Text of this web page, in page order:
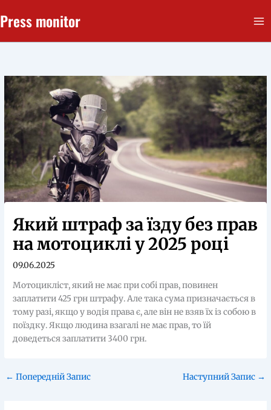
до
Press monitor
Який штраф за їзду без прав
на мотоциклі у 2025 році
09.06.2025
Мотоцикліст, який не має при собі прав, повинен
заплатити 425 грн штрафу. Але така сума призначається в
тому разі, якщо у водія права є, але він не взяв їх із собою в
поїздку. Якщо людина взагалі не має прав, то їй
доведеться заплатити 3400 грн.
← Попередній Запис Наступний Запис →